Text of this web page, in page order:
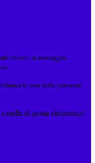
inviato un messaggio
il reset della password
di posta elettronica!